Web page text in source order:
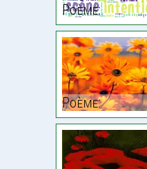
Poème:
Poème: